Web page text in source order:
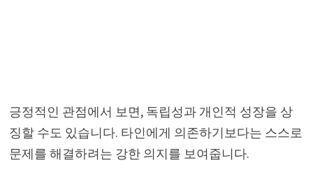
긍정적인 관점에서 보면, 독립성과 개인적 성장을 상
징할 수도 있습니다. 타인에게 의존하기보다는 스스로
문제를 해결하려는 강한 의지를 보여줍니다.